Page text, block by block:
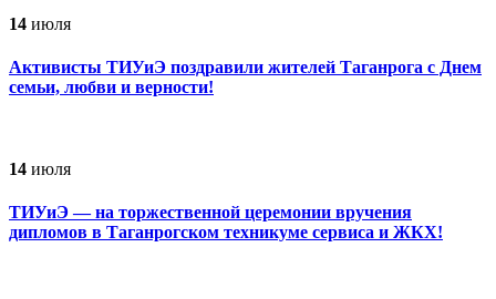
14 июля
Активисты ТИУиЭ поздравили жителей Таганрога с Днем
семьи, любви и верности!
14 июля
ТИУиЭ — на торжественной церемонии вручения
дипломов в Таганрогском техникуме сервиса и ЖКХ!